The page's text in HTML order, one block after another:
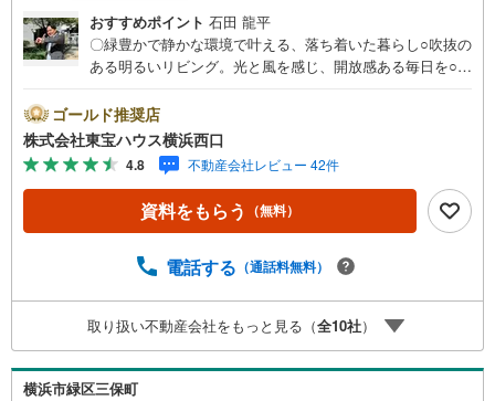
おすすめポイント 石田 龍平
〇緑豊かで静かな環境で叶える、落ち着いた暮らし○吹抜の
ある明るいリビング。光と風を感じ、開放感ある毎日を○2
い間取り設計ーーーーYahoo！ 不動産キャンペーン対象店
舗ーーーー当店で物件を成約するとPayPayボーナスライト
がもらえる「Yahoo！ 不動産 物件ご成約キャンペーン」の
対象になります。「資料をもらう」「見学予約をする」ボ
タンからお問い合わせください。※必ずYahoo！ JAPAN ID
でログインしてください。※PayPayボーナスライトは出金
ーーーーーーーーーーーーーーーーーーーーーーーーー紹
利は 2026年8月時点 のものであり、実際の適用金利は融資
実行時のものとなります。金利情勢により表記の返済額と
異なる場合があります。ーーーーーーーーーーーーーーー
ーーーーーーーーーー
ゴールド推奨店
株式会社東宝ハウス横浜西口
4.8 不動産会社レビュー 42件
資料をもらう （無料）
電話する （通話料無料）
取り扱い不動産会社をもっと見る（全10社）
横浜市緑区三保町